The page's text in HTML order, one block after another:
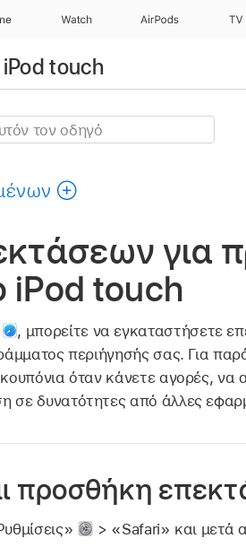
Watch AirPods TV
touch
για
iPod touch
, μπορείτε να εγκαταστήσετε
περιήγησής σας. Για
όταν κάνετε αγορές, να
σε δυνατότητες από άλλες
προσθήκη
> «Safari» και μετά